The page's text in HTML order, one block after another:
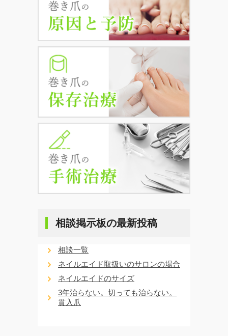
相談掲示板の最新投稿
相談一覧
ネイルエイド取扱いのサロンの場合
ネイルエイドのサイズ
3年治らない。切っても治らない。
貫入爪